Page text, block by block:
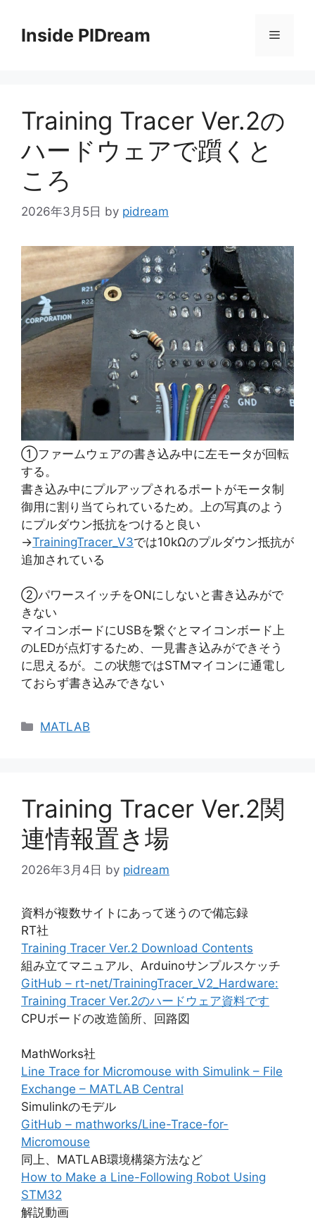
Inside PIDream メ
ュ
Training Tracer Ver.2の
ハードウェアで躓くと
ころ
2026年3月5日 by pidream
①ファームウェアの書き込み中に左モータが回転
する。
書き込み中にプルアップされるポートがモータ制
御用に割り当てられているため。上の写真のよう
にプルダウン抵抗をつけると良い
→TrainingTracer_V3では10kΩのプルダウン抵抗が
追加されている
②パワースイッチをONにしないと書き込みがで
きない
マイコンボードにUSBを繋ぐとマイコンボード上
のLEDが点灯するため、一見書き込みができそう
に思えるが。この状態ではSTMマイコンに通電し
ておらず書き込みできない
カ
MATLAB
Training Tracer Ver.2関
連情報置き場
2026年3月4日 by pidream
資料が複数サイトにあって迷うので備忘録
RT社
Training Tracer Ver.2 Download Contents
組み立てマニュアル、Arduinoサンプルスケッチ
GitHub – rt-net/TrainingTracer_V2_Hardware:
Training Tracer Ver.2のハードウェア資料です
CPUボードの改造箇所、回路図
MathWorks社
Line Trace for Micromouse with Simulink – File
Exchange – MATLAB Central
Simulinkのモデル
GitHub – mathworks/Line-Trace-for-
Micromouse
同上、MATLAB環境構築方法など
How to Make a Line-Following Robot Using
STM32
解説動画